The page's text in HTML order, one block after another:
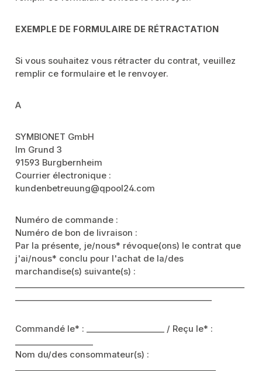
EXEMPLE DE FORMULAIRE DE RÉTRACTATION
Si vous souhaitez vous rétracter du contrat, veuillez
remplir ce formulaire et le renvoyer.
A
SYMBIONET GmbH
Im Grund 3
91593 Burgbernheim
Courrier électronique :
kundenbetreuung@qpool24.com
Numéro de commande :
Numéro de bon de livraison :
Par la présente, je/nous* révoque(ons) le contrat que
j'ai/nous* conclu pour l'achat de la/des
marchandise(s) suivante(s) :
Commandé le* : ___________________ / Reçu le* :
Nom du/des consommateur(s) :